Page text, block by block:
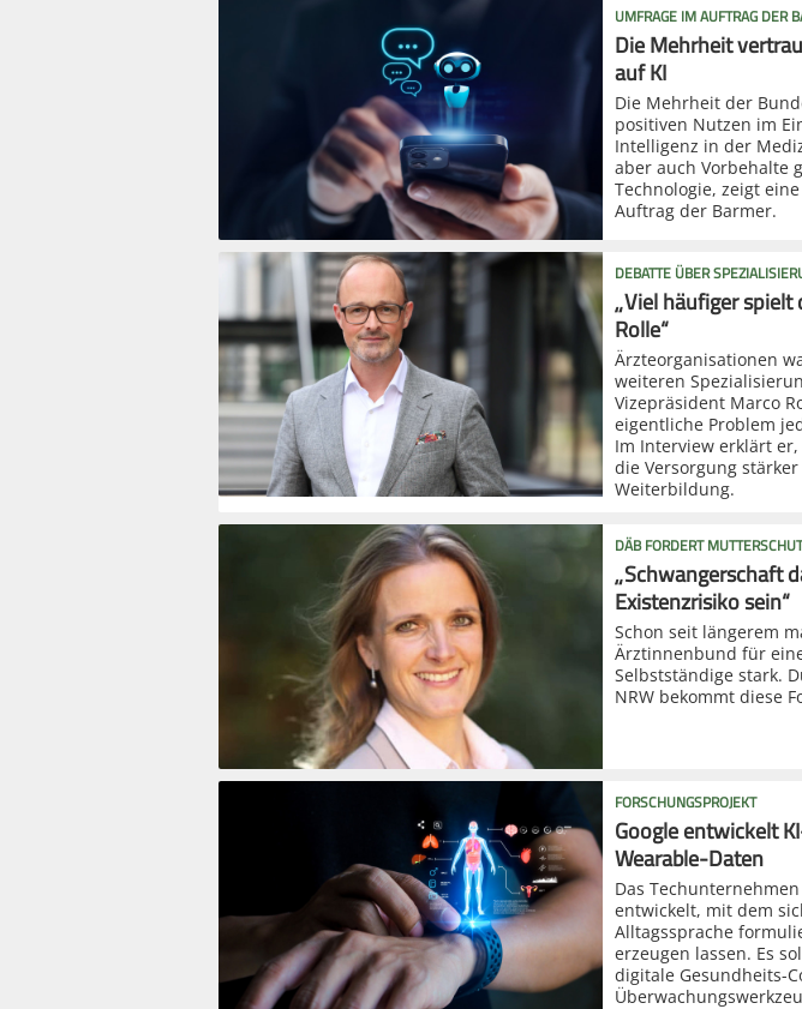
UMFRAGE IM AUFTRAG DER
Die Mehrheit
auf KI
Die Mehrheit der
positiven Nutzen im
Intelligenz in der
aber auch Vorbehalte
Technologie, zeigt
Auftrag der Barmer.
DEBATTE ÜBER
„Viel häufiger
Rolle“
Ärzteorganisationen
weiteren
Vizepräsident Marco
eigentliche Problem
Im Interview erklärt
die Versorgung
Weiterbildung.
DÄB FORDERT
„Schwangerschaft
Existenzrisiko sein“
Schon seit längerem
Ärztinnenbund für
Selbstständige stark.
NRW bekommt diese
FORSCHUNGSPROJEKT
Google entwickelt
Wearable-Daten
Das
entwickelt, mit dem
Alltagssprache
erzeugen lassen. Es
digitale Gesundheits-